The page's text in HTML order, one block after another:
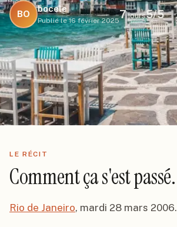
BO
bocele
Publié le 16 février 2025
7jours5/5
LE RÉCIT
Comment ça s'est passé.
Rio de Janeiro, mardi 28 mars 2006.